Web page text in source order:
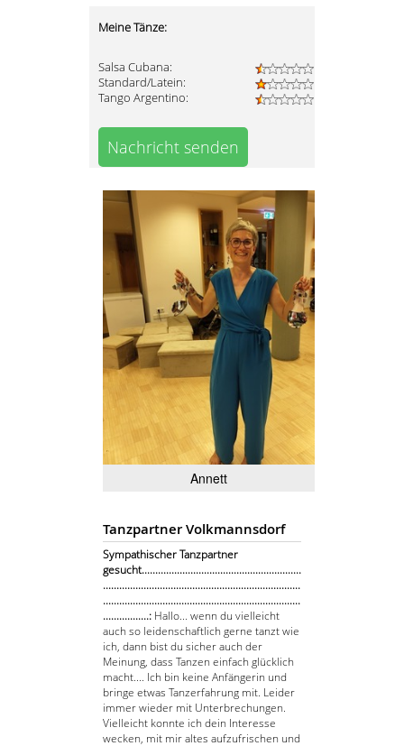
Meine Tänze:
Salsa Cubana:
Standard/Latein:
Tango Argentino:
Nachricht senden
Annett
Tanzpartner Volkmannsdorf
Sympathischer Tanzpartner
gesucht...........................................................
.........................................................................
.........................................................................
.................: Hallo... wenn du vielleicht
auch so leidenschaftlich gerne tanzt wie
ich, dann bist du sicher auch der
Meinung, dass Tanzen einfach glücklich
macht.... Ich bin keine Anfängerin und
bringe etwas Tanzerfahrung mit. Leider
immer wieder mit Unterbrechungen.
Vielleicht konnte ich dein Interesse
wecken, mit mir altes aufzufrischen und